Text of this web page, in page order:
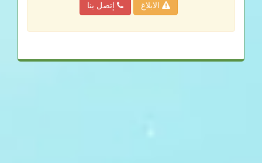
الابلاغ إتصل بنا